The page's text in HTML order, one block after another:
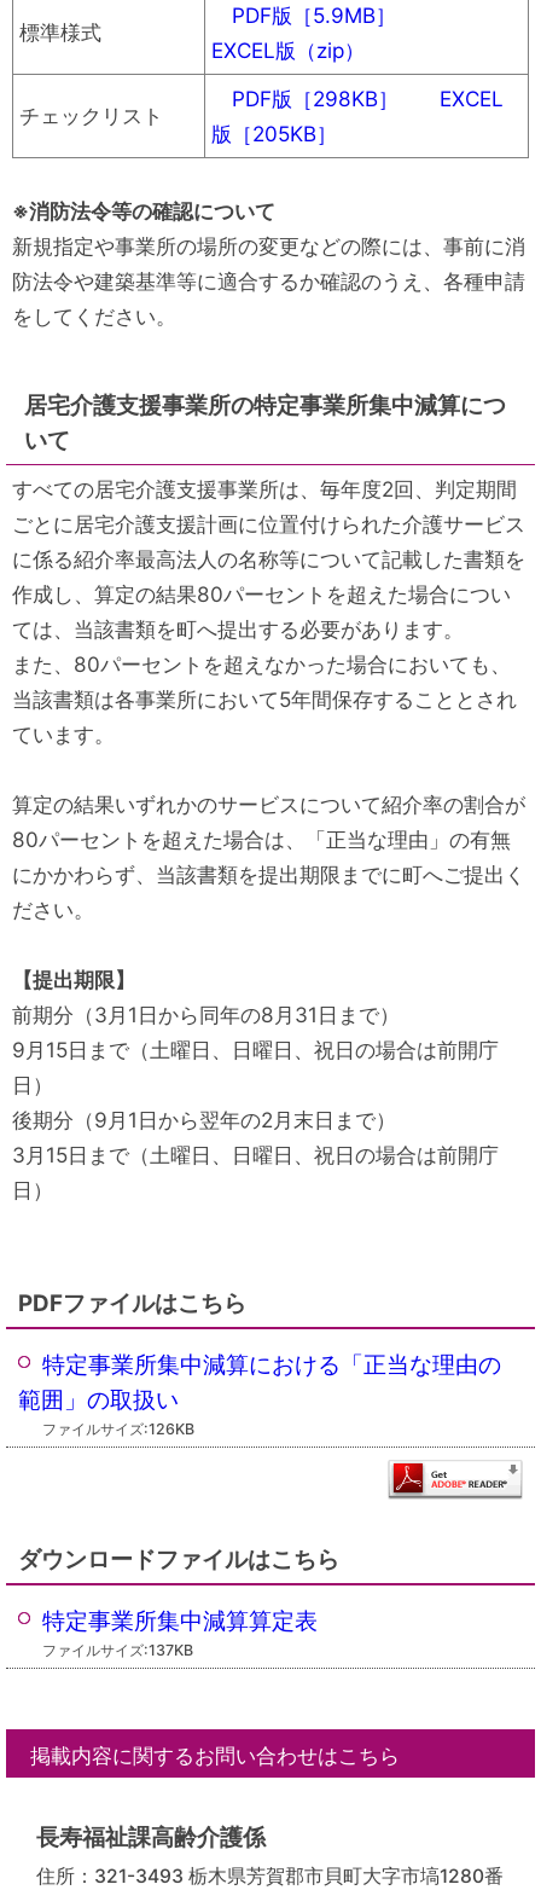
標準様式
PDF版［5.9MB］
EXCEL版（zip）
チェックリスト
PDF版［298KB］
EXCEL
版［205KB］
※消防法令等の確認について
新規指定や事業所の場所の変更などの際には、事前に消
防法令や建築基準等に適合するか確認のうえ、各種申請
をしてください。
居宅介護支援事業所の特定事業所集中減算につ
いて
すべての居宅介護支援事業所は、毎年度2回、判定期間
ごとに居宅介護支援計画に位置付けられた介護サービス
に係る紹介率最高法人の名称等について記載した書類を
作成し、算定の結果80パーセントを超えた場合につい
ては、当該書類を町へ提出する必要があります。
また、80パーセントを超えなかった場合においても、
当該書類は各事業所において5年間保存することとされ
ています。
算定の結果いずれかのサービスについて紹介率の割合が
80パーセントを超えた場合は、「正当な理由」の有無
にかかわらず、当該書類を提出期限までに町へご提出く
ださい。
【提出期限】
前期分（3月1日から同年の8月31日まで）
9月15日まで（土曜日、日曜日、祝日の場合は前開庁
日）
後期分（9月1日から翌年の2月末日まで）
3月15日まで（土曜日、日曜日、祝日の場合は前開庁
日）
PDFファイルはこちら
特定事業所集中減算における「正当な理由の
範囲」の取扱い
ファイルサイズ:126KB
ダウンロードファイルはこちら
特定事業所集中減算算定表
ファイルサイズ:137KB
掲載内容に関するお問い合わせはこちら
長寿福祉課高齢介護係
住所：321-3493 栃木県芳賀郡市貝町大字市塙1280番